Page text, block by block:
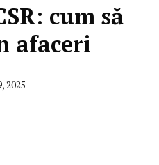
cum să
afaceri
2025